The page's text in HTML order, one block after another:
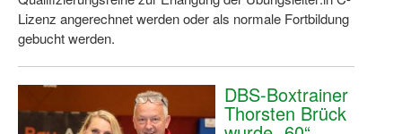
Lizenz angerechnet werden oder als normale Fortbildung
gebucht werden.
DBS-Boxtrainer
Thorsten Brück